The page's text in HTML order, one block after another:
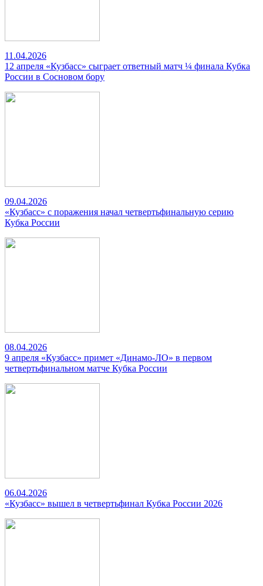
11.04.2026
12 апреля «Кузбасс» сыграет ответный матч ¼ финала Кубка
России в Сосновом бору
09.04.2026
«Кузбасс» с поражения начал четвертьфинальную серию
Кубка России
08.04.2026
9 апреля «Кузбасс» примет «Динамо-ЛО» в первом
четвертьфинальном матче Кубка России
06.04.2026
«Кузбасс» вышел в четвертьфинал Кубка России 2026